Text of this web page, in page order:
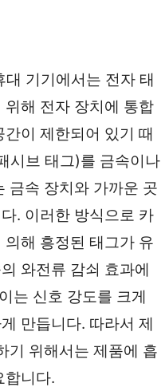
기기에서는 전자 태
해 전자 장치에 통합
이 제한되어 있기 때
시브 태그)를 금속이나
금속 장치와 가까운 곳
. 이러한 방식으로 카
해 흥정된 태그가 유
와전류 감쇠 효과에
는 신호 강도를 크게
만듭니다. 따라서 제
기 위해서는 제품에 흡
합니다.